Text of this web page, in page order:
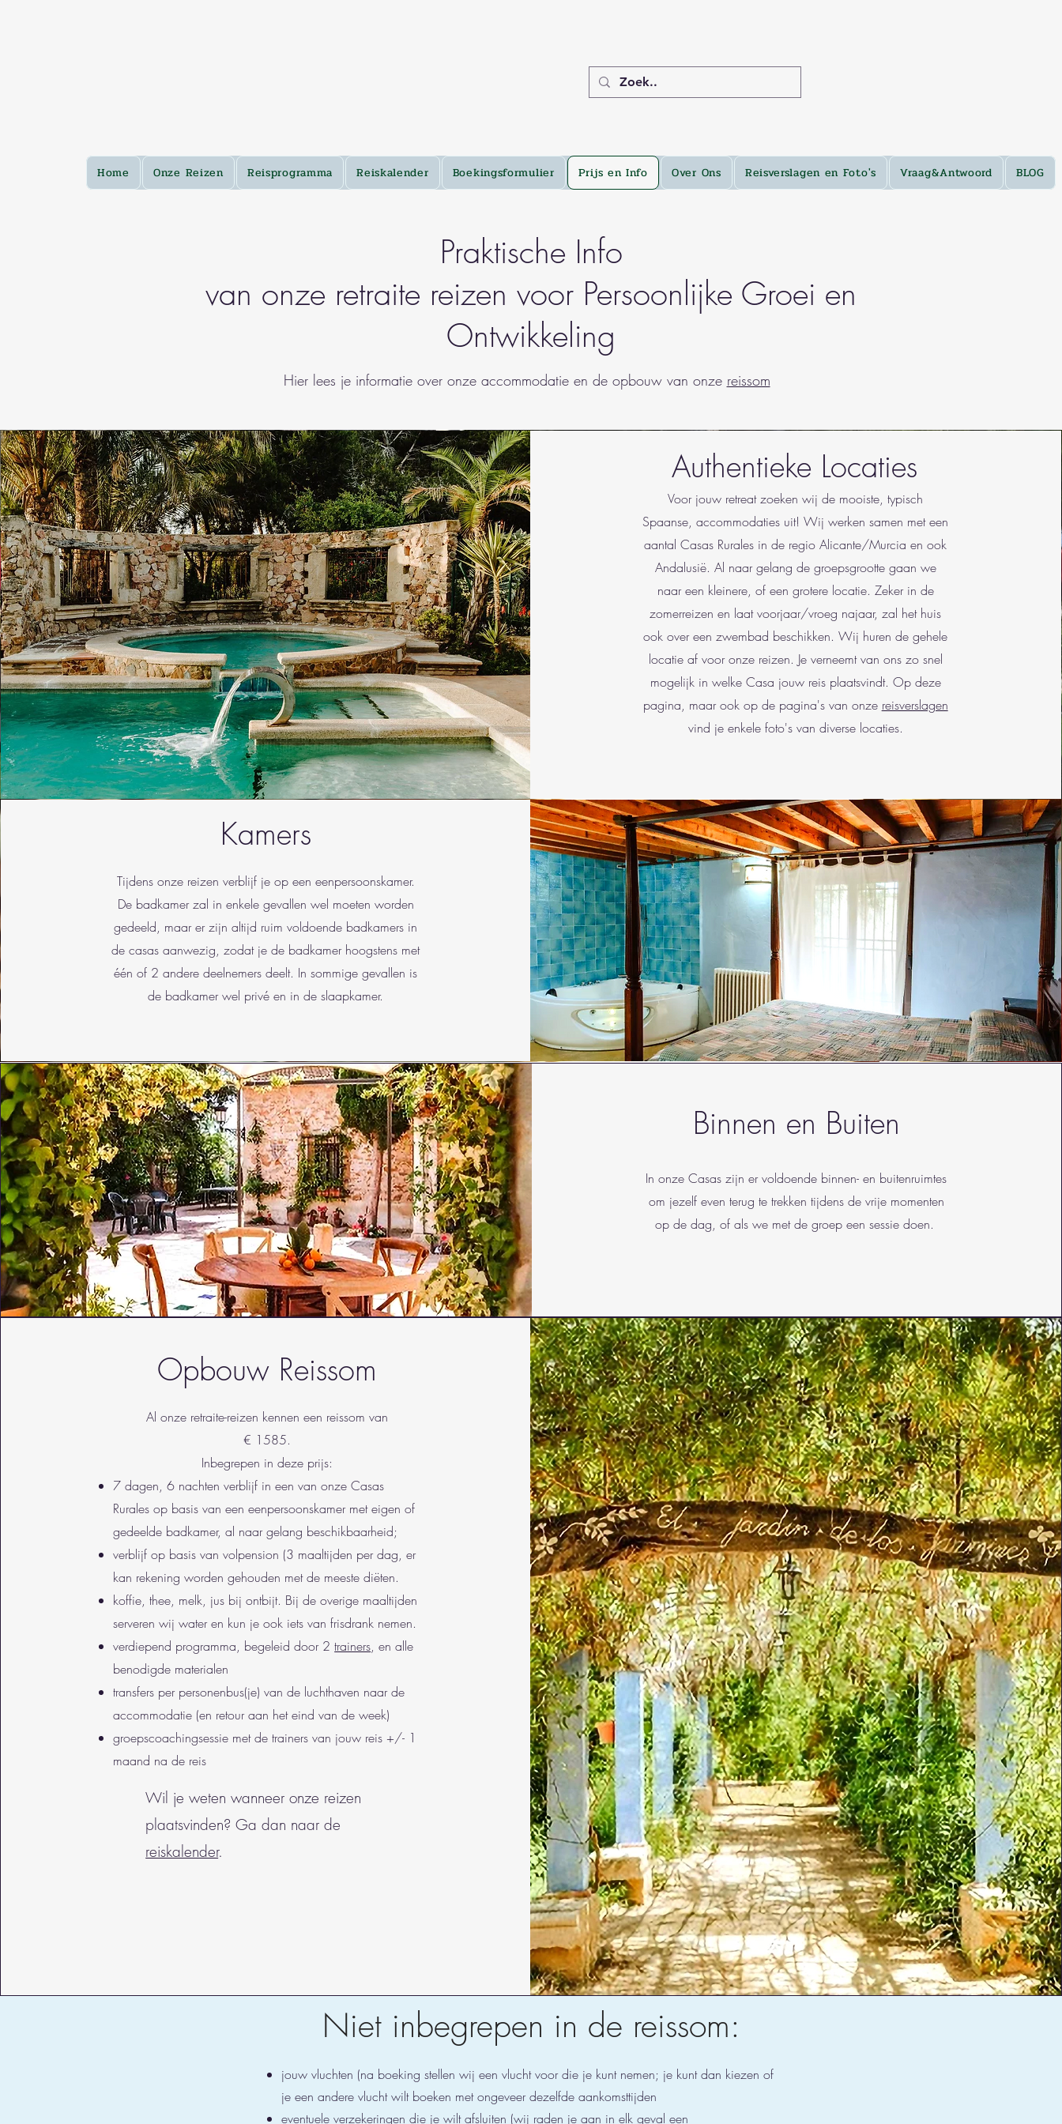
Home Onze Reizen Reisprogramma Reiskalender Boekingsformulier Prijs en Info Over Ons Reisverslagen en Foto's Vraag&Antwoord BLOG
Praktische Info
van onze retraite reizen voor Persoonlijke Groei en
Ontwikkeling
Hier lees je informatie over onze accommodatie en de opbouw van onze reissom
Authentieke Locaties
Voor jouw retreat zoeken wij de mooiste, typisch
Spaanse, accommodaties uit! Wij werken samen met een
aantal Casas Rurales in de regio Alicante/Murcia en ook
Andalusië. Al naar gelang de groepsgrootte gaan we
naar een kleinere, of een grotere locatie. Zeker in de
zomerreizen en laat voorjaar/vroeg najaar, zal het huis
ook over een zwembad beschikken. Wij huren de gehele
locatie af voor onze reizen. Je verneemt van ons zo snel
mogelijk in welke Casa jouw reis plaatsvindt. Op deze
pagina, maar ook op de pagina's van onze reisverslagen
vind je enkele foto's van diverse locaties.
Kamers
Tijdens onze reizen verblijf je op een eenpersoonskamer.
De badkamer zal in enkele gevallen wel moeten worden
gedeeld, maar er zijn altijd ruim voldoende badkamers in
de casas aanwezig, zodat je de badkamer hoogstens met
één of 2 andere deelnemers deelt. In sommige gevallen is
de badkamer wel privé en in de slaapkamer.
Binnen en Buiten
In onze Casas zijn er voldoende binnen- en buitenruimtes
om jezelf even terug te trekken tijdens de vrije momenten
op de dag, of als we met de groep een sessie doen.
Opbouw Reissom
Al onze retraite-reizen kennen een reissom van
€ 1585.
Inbegrepen in deze prijs:
7 dagen, 6 nachten verblijf in een van onze Casas
Rurales op basis van een eenpersoonskamer met eigen of
gedeelde badkamer, al naar gelang beschikbaarheid;
verblijf op basis van volpension (3 maaltijden per dag, er
kan rekening worden gehouden met de meeste diëten.
koffie, thee, melk, jus bij ontbijt. Bij de overige maaltijden
serveren wij water en kun je ook iets van frisdrank nemen.
verdiepend programma, begeleid door 2trainers, en alle
benodigde materialen
transfers per personenbus(je) van de luchthaven naar de
accommodatie (en retour aan het eind van de week)
groepscoachingsessie met de trainers van jouw reis +/- 1
maand na de reis
Wil je weten wanneer onze reizen
plaatsvinden? Ga dan naar de
reiskalender.
Niet inbegrepen in de reissom:
jouw vluchten (na boeking stellen wij een vlucht voor die je kunt nemen; je kunt dan kiezen of
je een andere vlucht wilt boeken met ongeveer dezelfde aankomsttijden
eventuele verzekeringen die je wilt afsluiten (wij raden je aan in elk geval een